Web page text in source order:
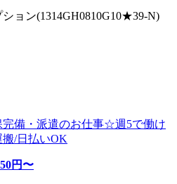
ョン(1314GH0810G10★39-N)
完備・派遣のお仕事☆週5で働け
/日払いOK
円〜